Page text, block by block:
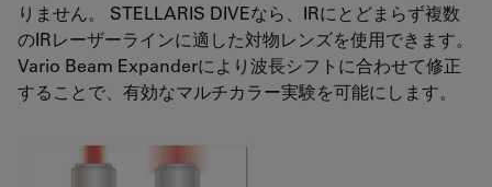
りません。 STELLARIS DIVEなら、IRにとどまらず複数
のIRレーザーラインに適した対物レンズを使用できます。
Vario Beam Expanderにより波長シフトに合わせて修正
することで、有効なマルチカラー実験を可能にします。